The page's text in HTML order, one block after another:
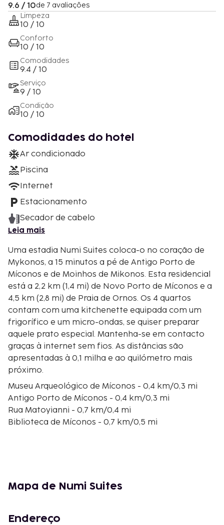
9.6 / 10de 7 avaliações
Limpeza
10 / 10
Conforto
10 / 10
Comodidades
9.4 / 10
Serviço
9 / 10
Condição
10 / 10
Comodidades do hotel
Ar condicionado
Piscina
Internet
Estacionamento
Secador de cabelo
Leia mais
Uma estadia Numi Suites coloca-o no coração de
Mykonos, a 15 minutos a pé de Antigo Porto de
Míconos e de Moinhos de Mikonos. Esta residencial
está a 2,2 km (1,4 mi) de Novo Porto de Míconos e a
4,5 km (2,8 mi) de Praia de Ornos. Os 4 quartos
contam com uma kitchenette equipada com um
frigorífico e um micro-ondas, se quiser preparar
aquele prato especial. Mantenha-se em contacto
graças à internet sem fios. As distâncias são
apresentadas à 0,1 milha e ao quilómetro mais
próximo.
Museu Arqueológico de Míconos - 0,4 km/0,3 mi
Antigo Porto de Míconos - 0,4 km/0,3 mi
Rua Matoyianni - 0,7 km/0,4 mi
Biblioteca de Míconos - 0,7 km/0,5 mi
Igreja de Panágia Paraportiani - 1 km/0,6 mi
Museu do Folclore de Míconos - 1 km/0,6 mi
Tria Pigadia - 1 km/0,6 mi
Mapa de Numi Suites
Endereço